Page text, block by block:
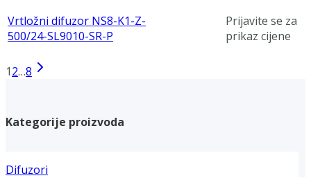
Vrtložni difuzor NS8-K1-Z-
500/24-SL9010-SR-P
Prijavite se za
prikaz cijene
12…8
Kategorije proizvoda
Difuzori